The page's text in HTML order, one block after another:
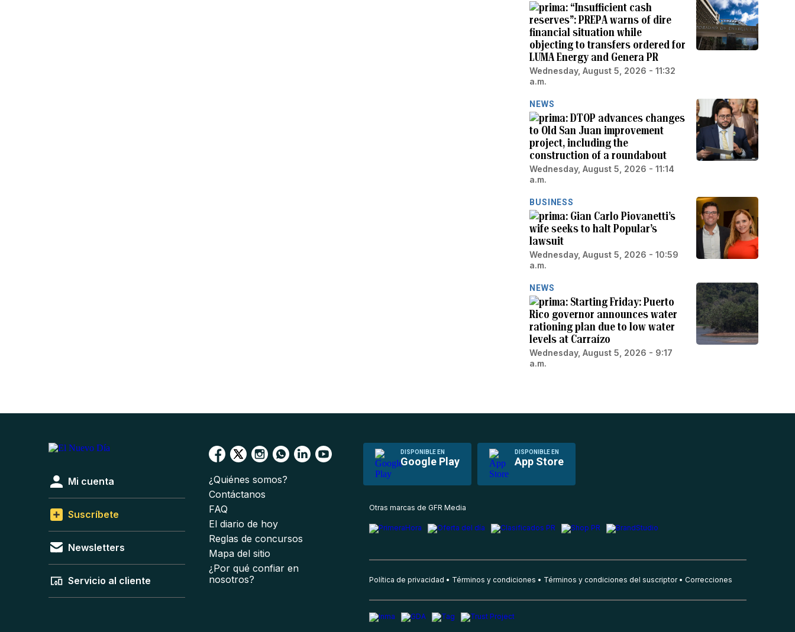
“Insufficient cash
reserves”: PREPA warns of dire
financial situation while
objecting to transfers ordered for
LUMA Energy and Genera PR
Wednesday, August 5, 2026 - 11:32
a.m.
NEWS
DTOP advances changes
to Old San Juan improvement
project, including the
construction of a roundabout
Wednesday, August 5, 2026 - 11:14
a.m.
BUSINESS
Gian Carlo Piovanetti’s
wife seeks to halt Popular’s
lawsuit
Wednesday, August 5, 2026 - 10:59
a.m.
NEWS
Starting Friday: Puerto
Rico governor announces water
rationing plan due to low water
levels at Carraízo
Wednesday, August 5, 2026 - 9:17
a.m.
DISPONIBLE EN
Google Play
DISPONIBLE EN
App Store
Mi cuenta
Suscríbete
Newsletters
Servicio al cliente
¿Quiénes somos?
Contáctanos
FAQ
El diario de hoy
Reglas de concursos
Mapa del sitio
¿Por qué confiar en
nosotros?
Otras marcas de GFR Media
Política de privacidad Términos y condiciones Términos y condiciones del suscriptor Correcciones